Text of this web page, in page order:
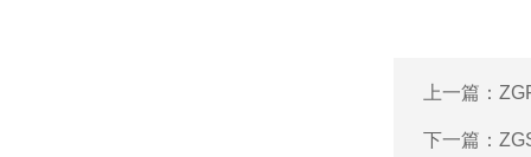
上一篇：
下一篇：